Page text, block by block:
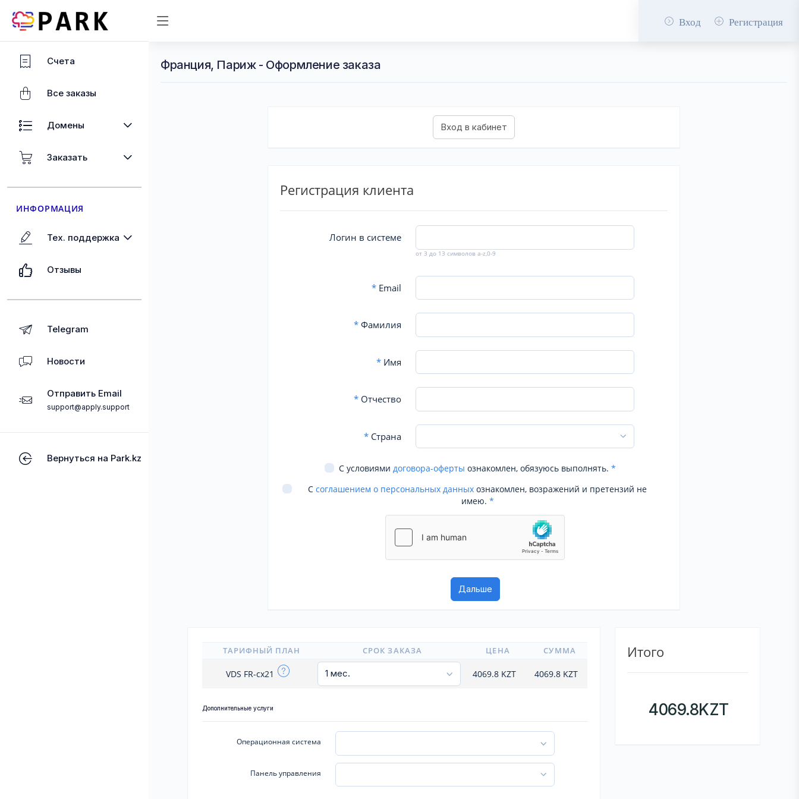
Вход Регистрация
Счета
Все заказы
Домены
Заказать
ИНФОРМАЦИЯ
Тех. поддержка
Отзывы
Telegram
Новости
Отправить Email
support@apply.support
Вернуться на Park.kz
Франция, Париж - Оформление заказа
Регистрация клиента
Логин в системе
от 3 до 13 символов a-z,0-9
*Email
*Фамилия
*Имя
*Отчество
*Страна
С условиями договора-оферты ознакомлен, обязуюсь выполнять. *
С соглашением о персональных данных ознакомлен, возражений и претензий не
имею. *
ТАРИФНЫЙ ПЛАН СРОК ЗАКАЗА ЦЕНА СУММА
VDS FR-cx21 4069.8 KZT 4069.8 KZT
Дополнительные услуги
Операционная система
Панель управления
Итого
4069.8KZT